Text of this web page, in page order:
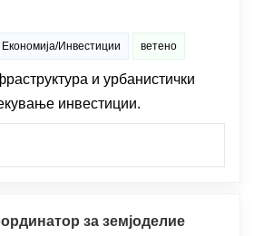
Економија/Инвестиции ветено
и урбанистички
инвестиции.
за земјоделие